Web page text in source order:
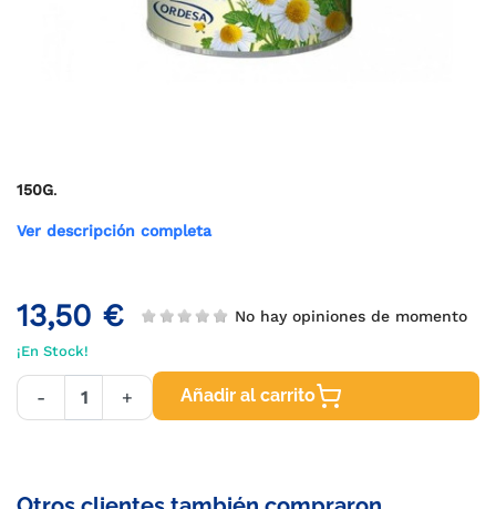
150G.
Ver descripción completa
13,50 € No hay opiniones de momento
¡En Stock!
- + Añadir al carrito